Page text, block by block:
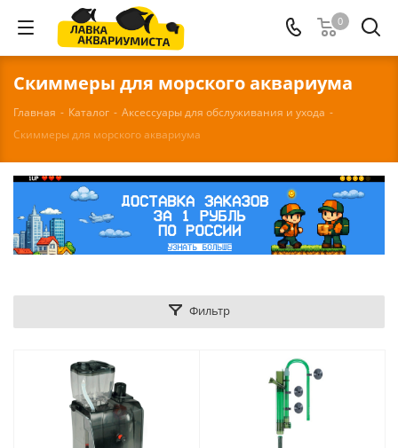
0
Скиммеры для морского аквариума
Главная - Каталог - Аксессуары для обслуживания и ухода -
Скиммеры для морского аквариума
Фильтр